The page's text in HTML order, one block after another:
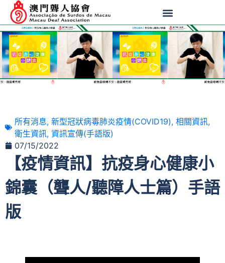
所有消息, 新型冠狀病毒肺炎疫情(COVID19), 相關資訊,
衛生資訊, 資訊宣傳(手語版)
07/15/2022
【疫情資訊】抗疫身心健康小
錦囊（聾人/聽障人士篇）手語
版